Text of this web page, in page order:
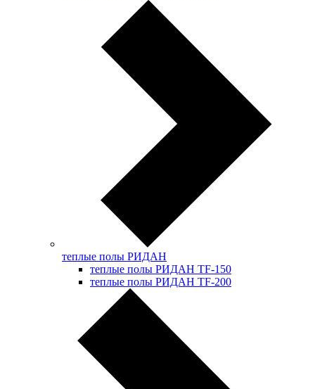
теплые полы РИДАН
теплые полы РИДАН TF-150
теплые полы РИДАН TF-200